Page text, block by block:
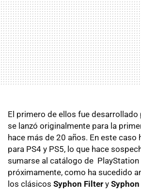
El primero de ellos fue desarrollado
se lanzó originalmente para la
hace más de 20 años. En este
para PS4 y PS5, lo que hace
sumarse al catálogo de PlayStation
próximamente, como ha sucedido
los clásicos Syphon Filter y